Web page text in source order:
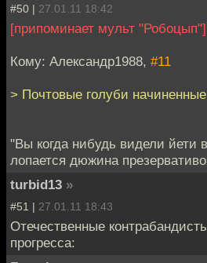
#50 | 27.01.11 18:42
[припоминает мульт "Робоцып"]
Кому: Александр1988, #11
> Почтовые голуби
"Вы когда нибудь видели йети
лопается дюжина
turbid13 »
#51 | 27.01.11 18:43
Отечественные
прогресса: